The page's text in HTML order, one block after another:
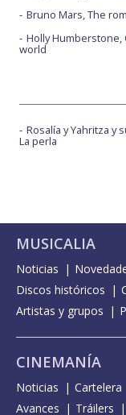
Bruno Mars, The
Holly Humberstone,
world
Rosalía y Yahritza y
La perla
MUSICALIA
Noticias
Discos históricos
Artistas y grupos
CINEMANÍA
Noticias Cartelera
Avances
Tráilers